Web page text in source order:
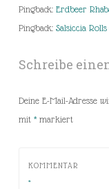
Pingback: Erdbeer
Pingback: Salsiccia
Schreibe
Deine E-Mail-Adresse
mit *markiert
KOMMENTAR
*